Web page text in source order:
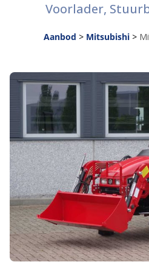
Voorlader,
Aanbod > Mitsubishi >